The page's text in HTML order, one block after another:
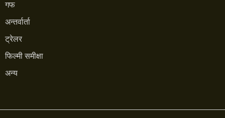
गफ
अन्तर्वार्ता
ट्रेलर
फिल्मी समीक्षा
अन्य